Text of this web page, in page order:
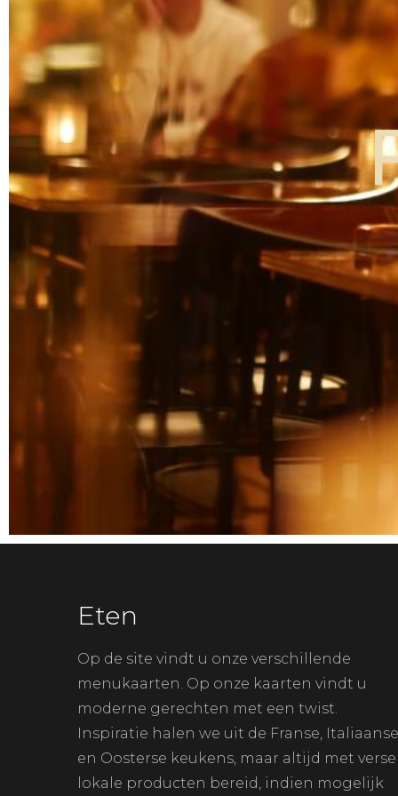
Eten
Op de site vindt u onze verschillende
menukaarten. Op onze kaarten vindt u
moderne gerechten met een twist.
Inspiratie halen we uit de Franse, Italiaanse
en Oosterse keukens, maar altijd met verse
lokale producten bereid, indien mogelijk